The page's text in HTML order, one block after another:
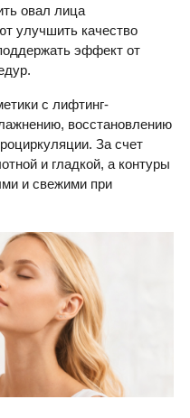
овал лица
улучшить качество
эффект от
с лифтинг-
восстановлению
За счет
и гладкой, а контуры
и свежими при